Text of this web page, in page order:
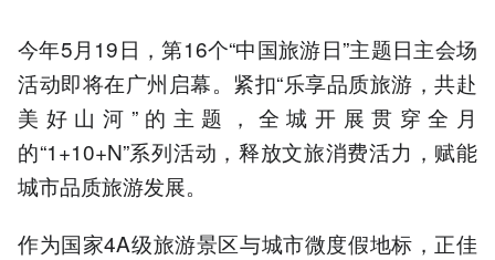
今年5月19日，第16个“中国旅游日”主题日主会场
活动即将在广州启幕。紧扣“乐享品质旅游，共赴
美好山河”的主题，全城开展贯穿全月
的“1+10+N”系列活动，释放文旅消费活力，赋能
城市品质旅游发展。
作为国家4A级旅游景区与城市微度假地标，正佳